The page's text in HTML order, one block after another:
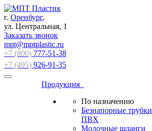
г. Оренбург,
ул. Центральная, 1
Заказать звонок
mpt@mptplastic.ru
+7 (800) 777-51-38
+7 (495) 926-91-35
Продукция
По назначению
Безнапорные трубки
ПВХ
Молочные шланги